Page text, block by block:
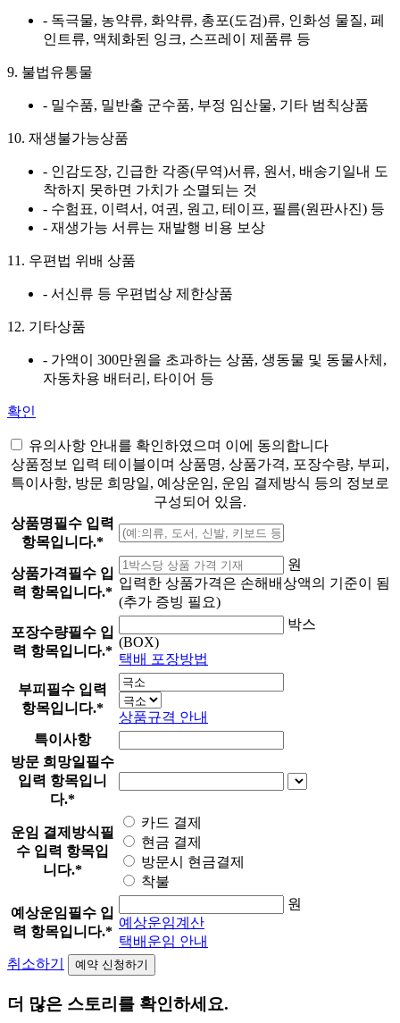
- 독극물, 농약류, 화약류, 총포(도검)류, 인화성 물질, 페
인트류, 액체화된 잉크, 스프레이 제품류 등
9. 불법유통물
- 밀수품, 밀반출 군수품, 부정 임산물, 기타 범칙상품
10. 재생불가능상품
- 인감도장, 긴급한 각종(무역)서류, 원서, 배송기일내 도
착하지 못하면 가치가 소멸되는 것
- 수험표, 이력서, 여권, 원고, 테이프, 필름(원판사진) 등
- 재생가능 서류는 재발행 비용 보상
11. 우편법 위배 상품
- 서신류 등 우편법상 제한상품
12. 기타상품
- 가액이 300만원을 초과하는 상품, 생동물 및 동물사체,
자동차용 배터리, 타이어 등
확인
유의사항 안내를 확인하였으며 이에 동의합니다
상품정보 입력 테이블이며 상품명, 상품가격, 포장수량, 부피,
특이사항, 방문 희망일, 예상운임, 운임 결제방식 등의 정보로
구성되어 있음.
상품명필수 입력
항목입니다.*
상품가격필수 입
력 항목입니다.*
원
입력한 상품가격은 손해배상액의 기준이 됨
(추가 증빙 필요)
포장수량필수 입
력 항목입니다.*
박스
(BOX)
택배 포장방법
부피 필수 입력
항목입니다.*
상품규격 안내
특이사항
방문 희망일필수
입력 항목입니
다.*
운임 결제방식필
수 입력 항목입
니다.*
카드 결제
현금 결제
방문시 현금결제
착불
예상운임필수 입
력 항목입니다.*
원
예상운임계산
택배운임 안내
취소하기
더 많은 스토리를 확인하세요.